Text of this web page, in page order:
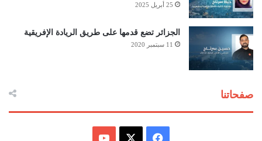
25 أبريل 2025
الجزائر تضع قدمها على طريق الريادة الإفريقية
11 سبتمبر 2020
صفحاتنا